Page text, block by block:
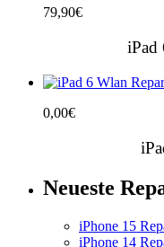
79,90€
iPad
0,00€
Neueste
iPhone 15
iPhone 14